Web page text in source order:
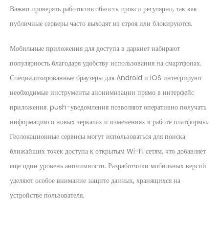
Важно проверять работоспособность прокси регулярно, так как
публичные серверы часто выходят из строя или блокируются.
Мобильные приложения для доступа в даркнет набирают
популярность благодаря удобству использования на смартфонах.
Специализированные браузеры для Android и iOS интегрируют
необходимые инструменты анонимизации прямо в интерфейс
приложения. push-уведомления позволяют оперативно получать
информацию о новых зеркалах и изменениях в работе платформы.
Геолокационные сервисы могут использоваться для поиска
ближайших точек доступа к открытым Wi-Fi сетям, что добавляет
еще один уровень анонимности. Разработчики мобильных версий
уделяют особое внимание защите данных, хранящихся на
устройстве пользователя.